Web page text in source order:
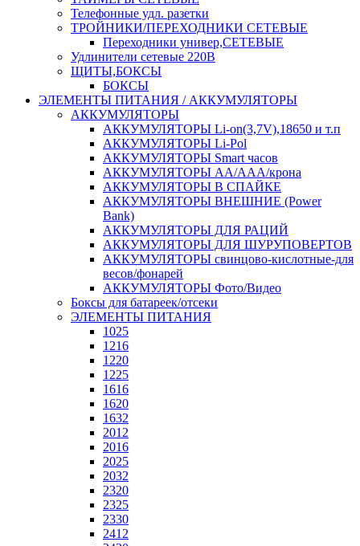
Телефонные удл. разетки
ТРОЙНИКИ/ПЕРЕХОДНИКИ СЕТЕВЫЕ
Переходники универ,СЕТЕВЫЕ
Удлинители сетевые 220В
ЩИТЫ,БОКСЫ
БОКСЫ
ЭЛЕМЕНТЫ ПИТАНИЯ / АККУМУЛЯТОРЫ
АККУМУЛЯТОРЫ
АККУМУЛЯТОРЫ Li-on(3,7V),18650 и т.п
АККУМУЛЯТОРЫ Li-Pol
АККУМУЛЯТОРЫ Smart часов
АККУМУЛЯТОРЫ АА/ААА/крона
АККУМУЛЯТОРЫ В СПАЙКЕ
АККУМУЛЯТОРЫ ВНЕШНИЕ (Power
Bank)
АККУМУЛЯТОРЫ ДЛЯ РАЦИЙ
АККУМУЛЯТОРЫ ДЛЯ ШУРУПОВЕРТОВ
АККУМУЛЯТОРЫ свинцово-кислотные-для
весов/фонарей
АККУМУЛЯТОРЫ Фото/Видео
Боксы для батареек/отсеки
ЭЛЕМЕНТЫ ПИТАНИЯ
1025
1216
1220
1225
1616
1620
1632
2012
2016
2025
2032
2320
2325
2330
2412